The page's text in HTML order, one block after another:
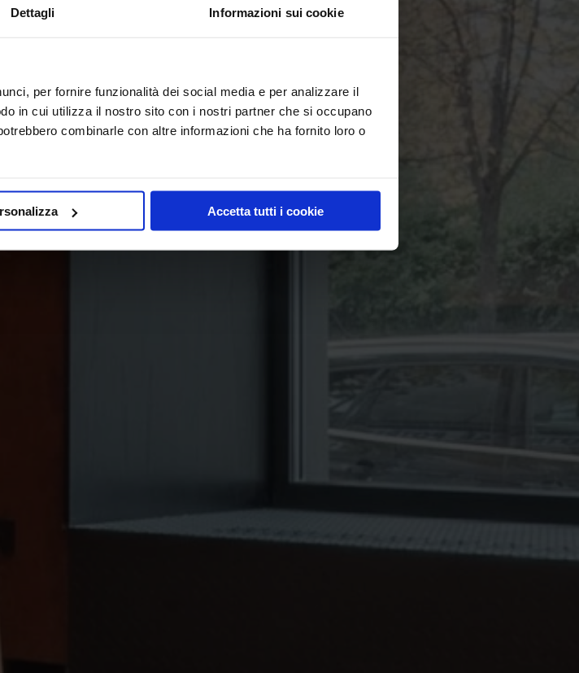
Dettagli Informazioni sui cookie
per fornire funzionalità dei social media e per analizzare il
in cui utilizza il nostro sito con i nostri partner che si occupano
combinarle con altre informazioni che ha fornito loro o
Accetta tutti i cookie